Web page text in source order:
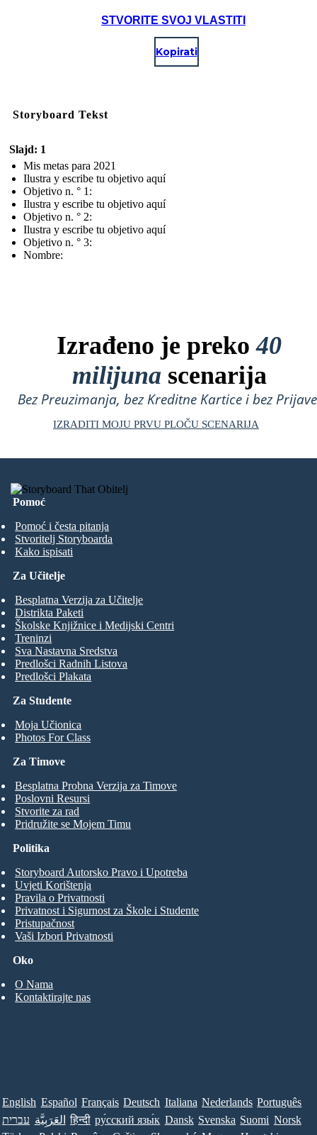
STVORITE SVOJ VLASTITI
Kopirati
Storyboard Tekst
Slajd: 1
Mis metas para 2021
Ilustra y escribe tu objetivo aquí
Objetivo n. ° 1:
Ilustra y escribe tu objetivo aquí
Objetivo n. ° 2:
Ilustra y escribe tu objetivo aquí
Objetivo n. ° 3:
Nombre:
Izrađeno je preko40
milijuna scenarija
Bez Preuzimanja, bez Kreditne Kartice i bez
IZRADITI MOJU PRVU PLOČU SCENARIJA
Pomoć
Pomoć i česta pitanja
Stvoritelj Storyboarda
Kako ispisati
Za Studente
Moja Učionica
Photos For Class
Za Učitelje
Besplatna Verzija za Učitelje
Distrikta Paketi
Školske Knjižnice i Medijski Centri
Treninzi
Sva Nastavna Sredstva
Predlošci Radnih Listova
Predlošci Plakata
Za Timove
Besplatna Probna Verzija za Timove
Poslovni Resursi
Stvorite za rad
Pridružite se Mojem Timu
Oko
O Nama
Kontaktirajte nas
Politika
Storyboard Autorsko Pravo i Upotreba
Uvjeti Korištenja
Pravila o Privatnosti
Privatnost i Sigurnost za Škole i Studente
Pristupačnost
Vaši Izbori Privatnosti
English Español Français Deutsch Italiana Nederlands Português
עברית العَرَبِيَّة हिन्दी ру́сский язы́к Dansk Svenska Suomi Norsk